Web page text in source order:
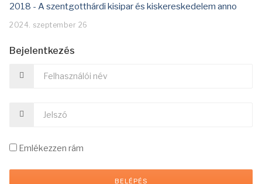
2018 - A szentgotthárdi kisipar és kiskereskedelem anno
2024. szeptember 26
Bejelentkezés
Emlékezzen rám